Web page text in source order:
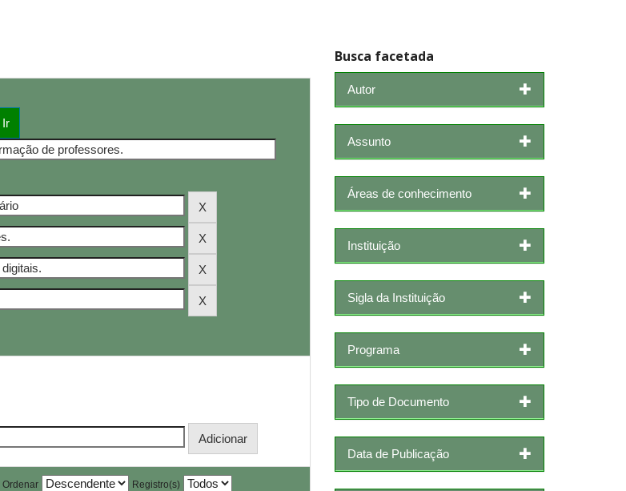
Ordenar Registro(s)
Busca facetada
Autor
Assunto
Áreas de conhecimento
Instituição
Sigla da Instituição
Programa
Tipo de Documento
Data de Publicação